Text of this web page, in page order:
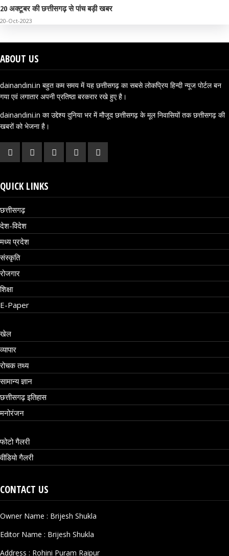
20 अक्टूबर की छत्तीसगढ़ से पांच बड़ी खबर
20-Oct-2023
ABOUT US
dainandini.in बहुत कम समय में यह छत्तीसगढ़ का सबसे लोकप्रिय हिन्दी न्यूज पोर्टल बन
गया एवं लगातार अपनी प्रतिष्ठा बरकरार रखे हुए है।
dainandini.in का उद्देश्य दुनिया भर में मौजूद छत्तीसगढ़ के मूल निवासियों तक छत्तीसगढ़ की
खबरों को भेजना है।
QUICK LINKS
छत्तीसगढ़
देश-विदेश
मध्य प्रदेश
संस्कृति
रोजगार
शिक्षा
E-Paper
खेल
व्यापार
रोचक तथ्य
सामान्य ज्ञान
छत्तीसगढ़ इतिहास
मनोरंजन
फोटो गैलरी
वीडियो गैलरी
CONTACT US
Owner Name : Brijesh Shukla
Editor Name : Brijesh Shukla
Address : Rohini Puram Raipur